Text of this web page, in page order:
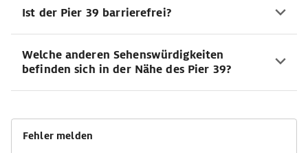
Ist der Pier 39 barrierefrei?
Welche anderen Sehenswürdigkeiten
befinden sich in der Nähe des Pier 39?
Fehler melden